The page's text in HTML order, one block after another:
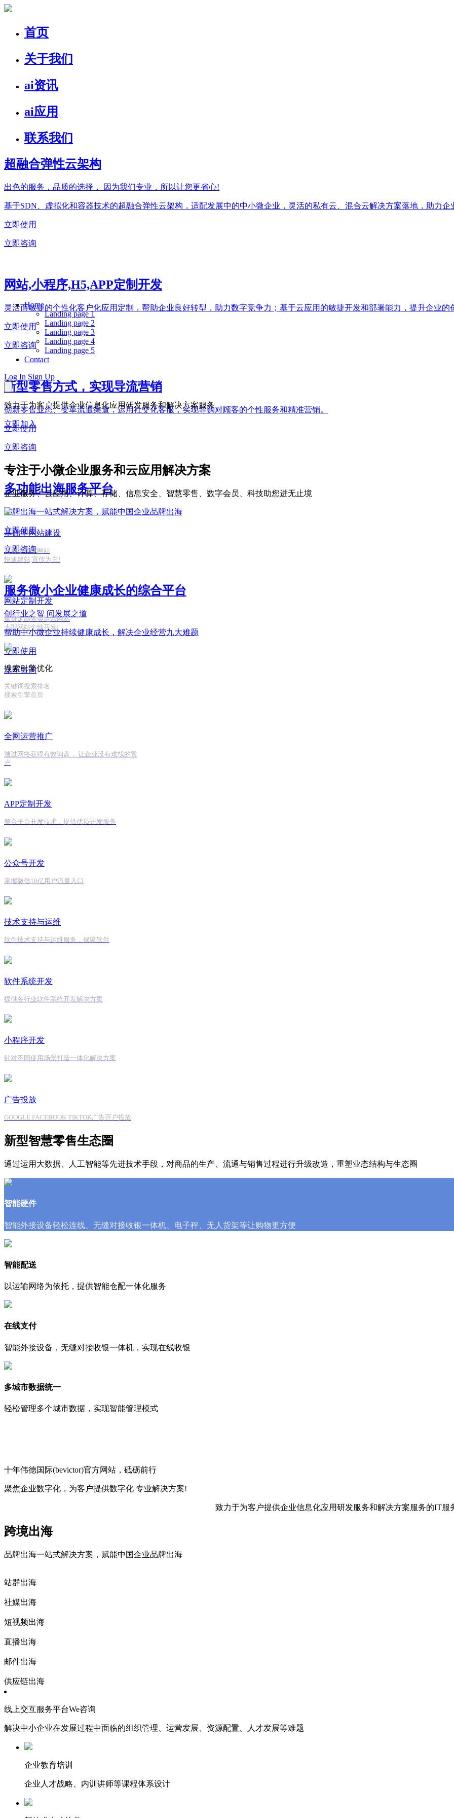
首页
关于我们
ai资讯
ai应用
联系我们
超融合弹性云架构
出色的服务，品质的选择， 因为我们专业，所以让您更省心!
基于SDN、虚拟化和容器技术的超融合弹性云架构，适配发展中的中小微企业，灵活的私有云、混合云解决方案落地，助力企
立即使用
立即咨询
网站,小程序,H5,APP定制开发
灵活而敏捷的个性化客户化应用定制，帮助企业良好转型，助力数字竞争力；基于云应用的敏捷开发和部署能力，提升企业的
立即使用
立即咨询
新型零售方式，实现导流营销
创新零售业态、变革流通渠道，运用社交化客服，实现导购对顾客的个性服务和精准营销。
立即使用
立即咨询
多功能出海服务平台
品牌出海一站式解决方案，赋能中国企业品牌出海
立即使用
立即咨询
服务微小企业健康成长的综合平台
创行业之智 问发展之道
帮助中小微企业持续健康成长，解决企业经营九大难题
立即使用
立即咨询
Home
Landing page 1
Landing page 2
Landing page 3
Landing page 4
Landing page 5
Contact
Log In Sign Up
致力于为客户提供企业信息化应用研发服务和解决方案服务
立即加入
专注于小微企业服务和云应用解决方案
企业服务、云应用、计算、存储、信息安全、智慧零售、数字会员、科技助您进无止境
基础型网站建设
适合小企业网站
快速建站,宣传为主!
网站定制开发
量身定制各类运营网站
大型网站个性开发!
搜索引擎优化
关键词搜索排名
搜索引擎首页
全网运营推广
通过网络获得有效询盘， 让企业没有难找的客
户
APP定制开发
整合平台开发技术，提供优质开发服务
公众号开发
掌握微信10亿用户流量入口
技术支持与运维
软件技术支持与运维服务，保障软件
软件系统开发
提供各行业软件系统开发解决方案
小程序开发
针对不同使用场景打造一体化解决方案
广告投放
GOOGLE FACEBOOK TIKTOK广告开户投放
新型智慧零售生态圈
通过运用大数据、人工智能等先进技术手段，对商品的生产、流通与销售过程进行升级改造，重塑业态结构与生态圈
智能硬件
智能外接设备轻松连线、无缝对接收银一体机、电子秤、无人货架等让购物更方便
智能配送
以运输网络为依托，提供智能仓配一体化服务
在线支付
智能外接设备，无缝对接收银一体机，实现在线收银
多城市数据统一
轻松管理多个城市数据，实现智能管理模式
十年伟德国际(bevictor)官方网站，砥砺前行
聚焦企业数字化， 为客户提供数字化 专业解决方案!
致力于为客户提供企业信息化应用研发服务和解决方案服务的IT服
跨境出海
品牌出海一站式解决方案，赋能中国企业品牌出海
站群出海
社媒出海
短视频出海
直播出海
邮件出海
供应链出海
线上交互服务平台We咨询
解决中小企业在发展过程中面临的组织管理、运营发展、资源配置、人才发展等难题
企业教育培训
企业人才战略、内训讲师等课程体系设计